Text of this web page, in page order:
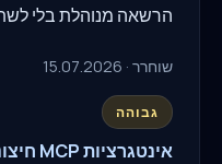
הרשאה מנוהלת בלי
שוחרר · 15.07.2026
גבוהה
אינטגרציות MCP חיצוניות ל-AI ולאוטומציה